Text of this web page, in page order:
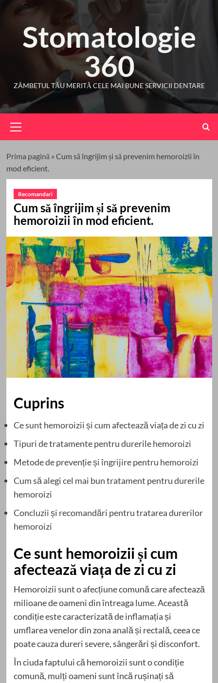
contentStomatologie
360
ZÂMBETUL TĂU MERITĂ CELE MAI BUNE SERVICII DENTARE
Menu
Prima pagină » Cum să îngrijim și să prevenim hemoroizii în
mod eficient.
Recomandari
Cum să îngrijim și să prevenim
hemoroizii în mod eficient.
Cuprins
Ce sunt hemoroizii și cum afectează viața de zi cu zi
Tipuri de tratamente pentru durerile hemoroizi
Metode de prevenție și îngrijire pentru hemoroizi
Cum să alegi cel mai bun tratament pentru durerile
hemoroizi
Concluzii și recomandări pentru tratarea durerilor
hemoroizi
Ce sunt hemoroizii și cum
afectează viața de zi cu zi
Hemoroizii sunt o afecțiune comună care afectează
milioane de oameni din întreaga lume. Această
condiție este caracterizată de inflamația și
umflarea venelor din zona anală și rectală, ceea ce
poate cauza dureri severe, sângerări și disconfort.
În ciuda faptului că hemoroizii sunt o condiție
comună, mulți oameni sunt încă rușinați să